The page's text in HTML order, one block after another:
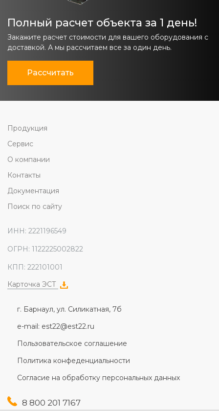
Полный расчет объекта за 1 день!
Закажите расчет стоимости для вашего оборудования с
доставкой. А мы рассчитаем все за один день.
Рассчитать
Продукция
Сервис
О компании
Контакты
Документация
Поиск по сайту
ИНН: 2221196549
ОГРН: 1122225002822
КПП: 222101001
Карточка ЭСТ
г. Барнаул, ул. Силикатная, 7б
e-mail: est22@est22.ru
Пользовательское соглашение
Политика конфеденциальности
Согласие на обработку персональных данных
8 800 201 7167